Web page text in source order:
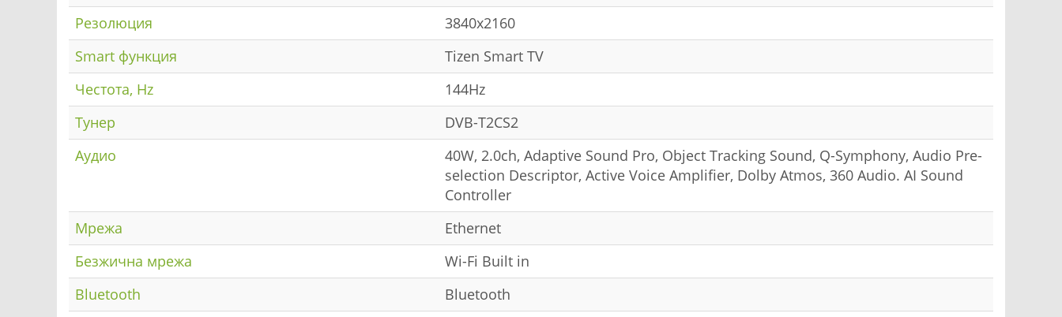
Резолюция
3840x2160
Smart функция
Tizen Smart TV
Честота, Hz
144Hz
Тунер
DVB-T2CS2
Аудио
40W, 2.0ch, Adaptive Sound Pro, Object Tracking Sound, Q-Symphony, Audio Pre-
selection Descriptor, Active Voice Amplifier, Dolby Atmos, 360 Audio. AI Sound
Controller
Мрежа
Ethernet
Безжична мрежа
Wi-Fi Built in
Bluetooth
Bluetooth